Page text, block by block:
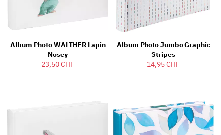
Album Photo WALTHER Lapin
Nosey
23,50 CHF
Album Photo Jumbo Graphic
Stripes
14,95 CHF